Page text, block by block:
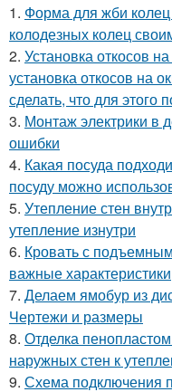
1. Форма для жби
колодезных колец
2. Установка откосов
установка откосов на
сделать, что для этого
3. Монтаж электрики в
ошибки
4. Какая посуда
посуду можно
5. Утепление стен
утепление изнутри
6. Кровать с
важные характеристики
7. Делаем ямобур из
Чертежи и размеры
8. Отделка
наружных стен к
9. Схема подключения